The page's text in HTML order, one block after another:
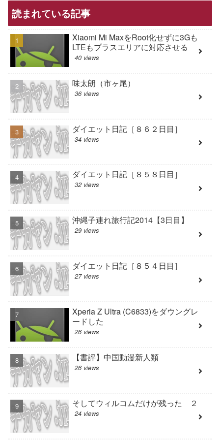
読まれている記事
Xiaomi Mi MaxをRoot化せずに3Gも
LTEもプラスエリアに対応させる
40 views
味太朗（市ヶ尾）
36 views
ダイエット日記［８６２日目］
34 views
ダイエット日記［８５８日目］
32 views
沖縄子連れ旅行記2014【3日目】
29 views
ダイエット日記［８５４日目］
27 views
Xperia Z Ultra (C6833)をダウングレ
ードした
26 views
【書評】中国動漫新人類
26 views
そしてウィルコムだけが残った ２
24 views